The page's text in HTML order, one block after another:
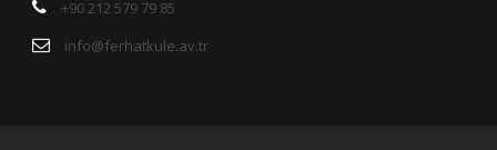
+90 212 579 79 85
info@ferhatkule.av.tr